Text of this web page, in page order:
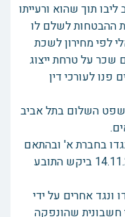
תוך שהוא ורעייתו
ההבטחות לשלם לו
לפי מחירון לשכת
שכר על טרחת ייצוג
לעורכי דין
השלום בתל אביב
בחברת א' ובהתאם
לחשבונית שנשלחה לנתבע ביום 14.11.2011 ביקש התובע
ונגד אחרים על ידי
16,373 ₪ ועל פי חשבונית שהונפקה